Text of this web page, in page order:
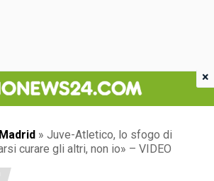
» Juve-Atletico, lo sfogo di
curare gli altri, non io» – VIDEO
×